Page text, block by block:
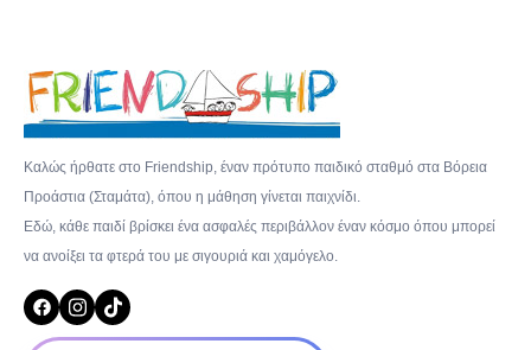
Καλώς ήρθατε στο Friendship, έναν πρότυπο παιδικό σταθμό στα Βόρεια
Προάστια (Σταμάτα), όπου η μάθηση γίνεται παιχνίδι.
Εδώ, κάθε παιδί βρίσκει ένα ασφαλές περιβάλλον έναν κόσμο όπου μπορεί
να ανοίξει τα φτερά του με σιγουριά και χαμόγελο.